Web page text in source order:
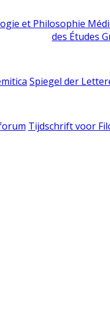
et Philosophie
des Études
Spiegel der
Tijdschrift voor